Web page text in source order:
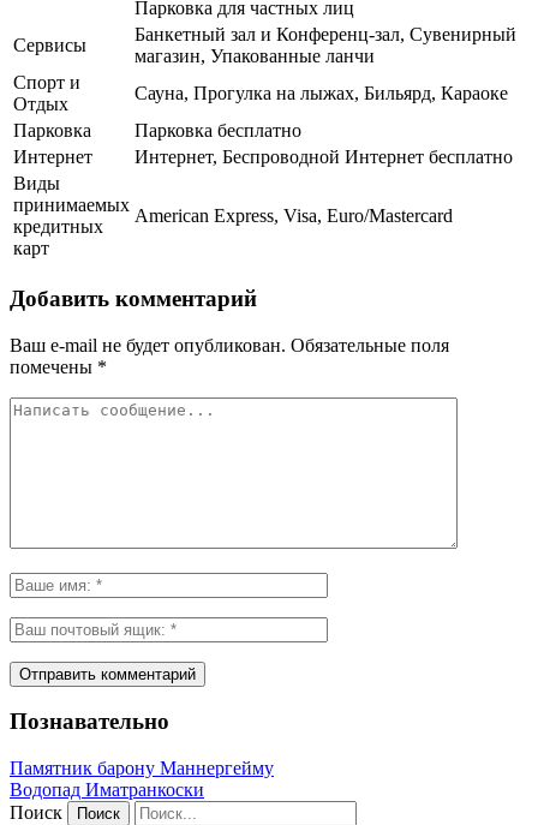
Парковка для частных лиц
Сервисы
Банкетный зал и Конференц-зал, Сувенирный
магазин, Упакованные ланчи
Спорт и
Отдых
Сауна, Прогулка на лыжах, Бильярд, Караоке
Парковка
Парковка бесплатно
Интернет
Интернет, Беспроводной Интернет бесплатно
Виды
принимаемых
кредитных
карт
American Express, Visa, Euro/Mastercard
Добавить комментарий
Ваш e-mail не будет опубликован. Обязательные поля
помечены *
Познавательно
Памятник барону Маннергейму
Водопад Иматранкоски
Поиск